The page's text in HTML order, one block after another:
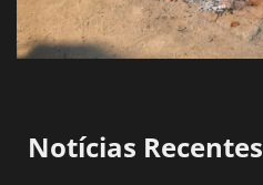
Notícias Recentes